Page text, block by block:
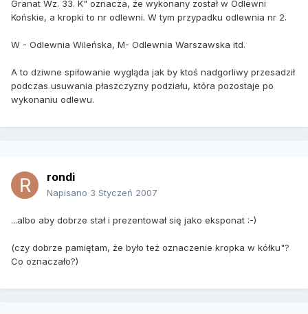
Granat Wz. 33. K" oznacza, że wykonany został w Odlewni
Końskie, a kropki to nr odlewni. W tym przypadku odlewnia nr 2.
W - Odlewnia Wileńska, M- Odlewnia Warszawska itd.
A to dziwne spiłowanie wygląda jak by ktoś nadgorliwy przesadził
podczas usuwania płaszczyzny podziału, która pozostaje po
wykonaniu odlewu.
rondi
Napisano 3 Styczeń 2007
...albo aby dobrze stał i prezentował się jako eksponat :-)
(czy dobrze pamiętam, że było też oznaczenie kropka w kółku"?
Co oznaczało?)